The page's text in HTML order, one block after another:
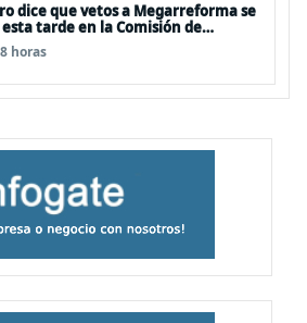
dice que vetos a Megarreforma se
tarde en la Comisión de
horas